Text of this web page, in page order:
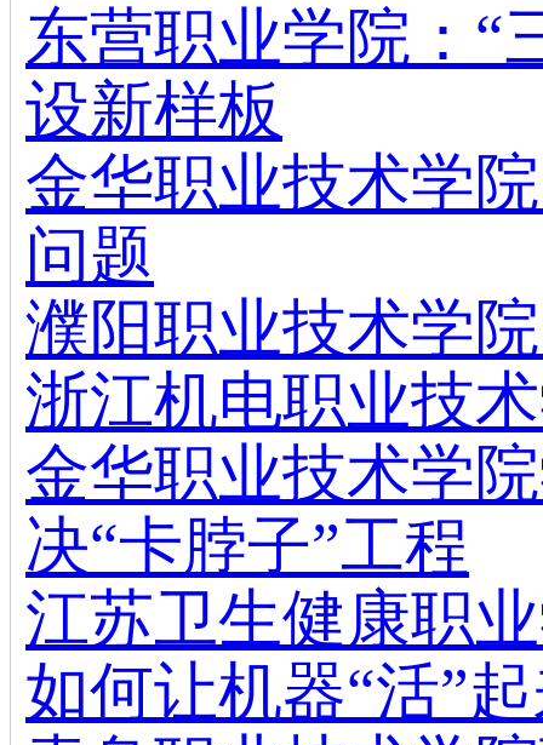
东营职业学院：“
设新样板
金华职业技术学
问题
濮阳职业技术学
浙江机电职业技
金华职业技术学
决“卡脖子”工程
江苏卫生健康职
如何让机器“活”